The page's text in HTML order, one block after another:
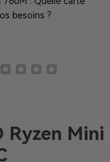
besoins ?
Ryzen Mini